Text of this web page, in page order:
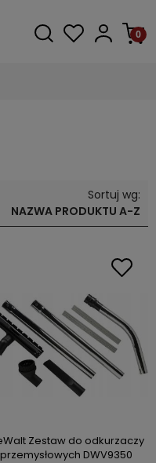
Sortuj wg:
NAZWA PRODUKTU A-Z
Zestaw do odkurzaczy
przemysłowych DWV9350